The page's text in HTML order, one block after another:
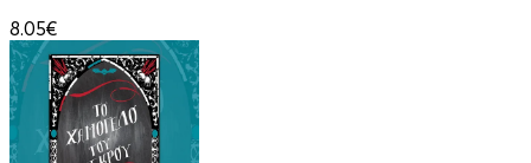
8.05€